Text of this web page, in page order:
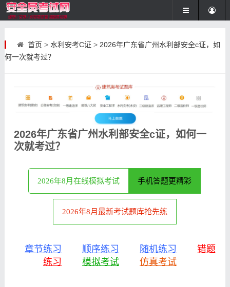
首页 > 水利安考C证> 2026年广东省广州水利部安全c证，如
何一次就考过？
2026年广东省广州水利部安全c证，如何一
次就考过？
2026年8月在线模拟考试 手机答题更精彩
2026年8月最新考试题库抢先练
章节练习 顺序练习 随机练习
错题
练习
模拟考试 仿真考试